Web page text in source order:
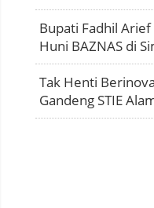
Bupati Fadhil
Huni BAZNAS di
Tak Henti
Gandeng STIE